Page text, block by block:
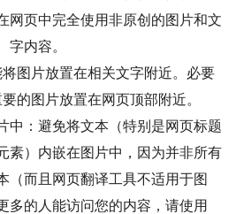
网页中完全使用非原创的图片和文
字内容。
图片放置在相关文字附近。必要
的图片放置在网页顶部附近。
中：避免将文本（特别是网页标题
素）内嵌在图片中，因为并非所有
（而且网页翻译工具不适用于图
多的人能访问您的内容，请使用